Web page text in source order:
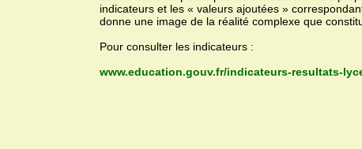
indicateurs et les « valeurs ajoutées »
donne une image de la réalité complexe que
Pour consulter les indicateurs :
www.education.gouv.fr/indicateurs-resultats-